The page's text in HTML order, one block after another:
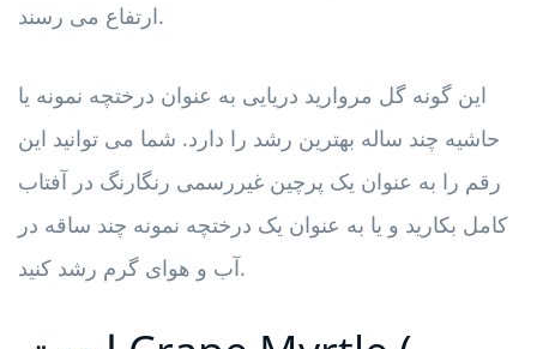
ارتفاع می رسند.
این گونه گل مروارید دریایی به عنوان درختچه نمونه یا
حاشیه چند ساله بهترین رشد را دارد. شما می توانید این
رقم را به عنوان یک پرچین غیررسمی رنگارنگ در آفتاب
کامل بکارید و یا به عنوان یک درختچه نمونه چند ساقه در
آب و هوای گرم رشد کنید.